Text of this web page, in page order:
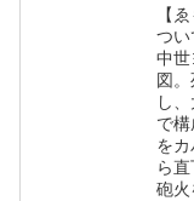
【
つい
中世
図
し
で
を
ら
砲火